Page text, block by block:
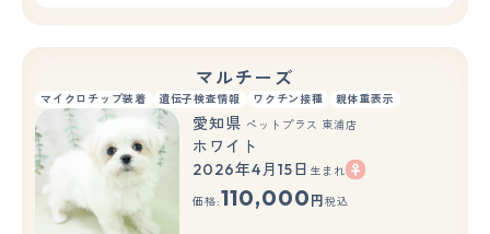
マルチーズ
マイクロチップ装着 遺伝子検査情報 ワクチン接種 親体重表示
愛知県 ペットプラス 東浦店
ホワイト
2026年4月15日 生まれ
価格:110,000 円 税込